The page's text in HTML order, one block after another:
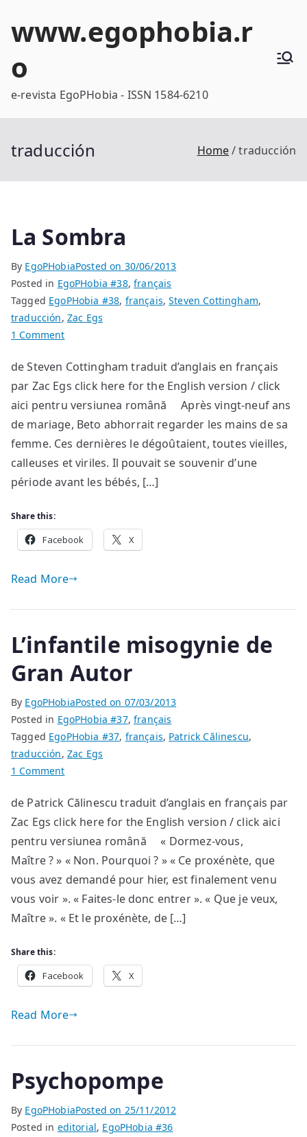
www.egophobia.r
o
e-revista EgoPHobia - ISSN 1584-6210
traducción Home traducción
La Sombra
By EgoPHobiaPosted on 30/06/2013
Posted in EgoPHobia #38,français
Tagged EgoPHobia #38, français,Steven Cottingham,
traducción, Zac Egs
1 Commenton
Sombra
de Steven Cottingham traduit d’anglais en français
par Zac Egs click here for the English version / click
aici pentru versiunea română Après vingt-neuf ans
de mariage, Beto abhorrait regarder les mains de sa
femme. Ces dernières le dégoûtaient, toutes vieilles,
calleuses et viriles. Il pouvait se souvenir d’une
période avant les bébés, […]
Share this:
Facebook X
Read More
L’infantile misogynie de
Gran Autor
By EgoPHobiaPosted on 07/03/2013
Posted in EgoPHobia #37,français
Tagged EgoPHobia #37, français, Patrick Călinescu,
traducción, Zac Egs
1 Commenton
misogynie
de
Gran
Autor
de Patrick Călinescu traduit d’anglais en français par
Zac Egs click here for the English version / click aici
pentru versiunea română « Dormez-vous,
Maître ? » « Non. Pourquoi ? » « Ce proxénète, que
vous avez demandé pour hier, est finalement venu
vous voir ». « Faites-le donc entrer ». « Que je veux,
Maître ». « Et le proxénète, de […]
Share this:
Facebook X
Read More
Psychopompe
By EgoPHobiaPosted on 25/11/2012
Posted in editorial, EgoPHobia #36